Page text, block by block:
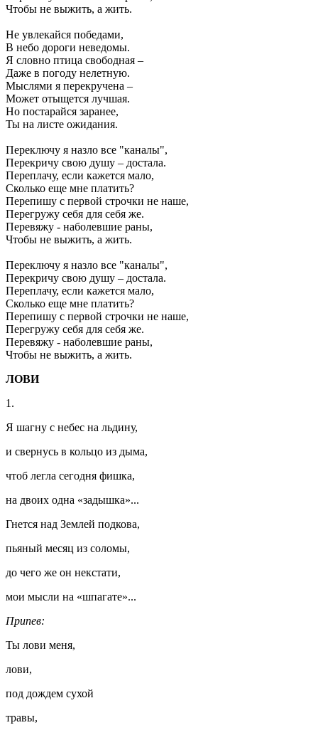
Чтобы не выжить, а жить.
Не увлекайся победами,
В небо дороги неведомы.
Я словно птица свободная –
Даже в погоду нелетную.
Мыслями я перекручена –
Может отыщется лучшая.
Но постарайся заранее,
Ты на листе ожидания.
Переключу я назло все "каналы",
Перекричу свою душу – достала.
Переплачу, если кажется мало,
Сколько еще мне платить?
Перепишу с первой строчки не наше,
Перегружу себя для себя же.
Перевяжу - наболевшие раны,
Чтобы не выжить, а жить.
Переключу я назло все "каналы",
Перекричу свою душу – достала.
Переплачу, если кажется мало,
Сколько еще мне платить?
Перепишу с первой строчки не наше,
Перегружу себя для себя же.
Перевяжу - наболевшие раны,
Чтобы не выжить, а жить.
ЛОВИ
1.
Я шагну с небес на льдину,
и свернусь в кольцо из дыма,
чтоб легла сегодня фишка,
на двоих одна «задышка»...
Гнется над Землей подкова,
пьяный месяц из соломы,
до чего же он некстати,
мои мысли на «шпагате»...
Припев:
Ты лови меня,
лови,
под дождем сухой
травы,